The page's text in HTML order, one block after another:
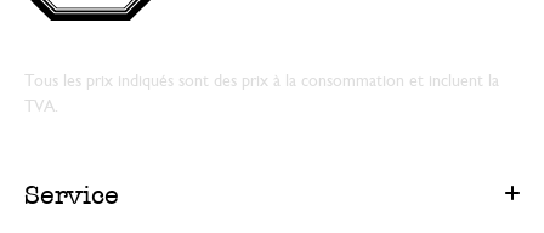
Tous les prix indiqués sont des prix à la consommation et incluent la
TVA.
Service